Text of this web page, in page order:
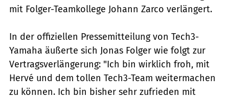
mit Folger-Teamkollege Johann Zarco verlängert.
In der offiziellen Pressemitteilung von Tech3-
Yamaha äußerte sich Jonas Folger wie folgt zur
Vertragsverlängerung: "Ich bin wirklich froh, mit
Hervé und dem tollen Tech3-Team weitermachen
zu können. Ich bin bisher sehr zufrieden mit